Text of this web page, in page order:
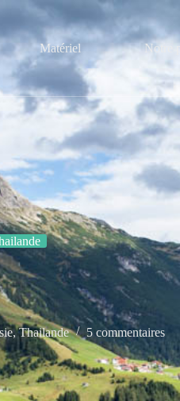
Matériel Notre
,Thailande 5 commentaires